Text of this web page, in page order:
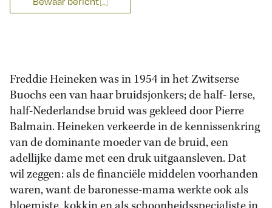
Zoek
Freddie Heineken was in 1954 in het Zwitserse
Buochs een van haar bruidsjonkers; de half- Ierse,
half-Nederlandse bruid was gekleed door Pierre
Balmain. Heineken verkeerde in de kennissenkring
van de dominante moeder van de bruid, een
adellijke dame met een druk uitgaansleven. Dat
wil zeggen: als de financiële middelen voorhanden
waren, want de baronesse-mama werkte ook als